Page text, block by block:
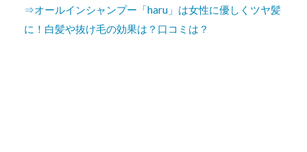
⇒オールインシャンプー「haru」は女性に優しくツヤ髪
に！白髪や抜け毛の効果は？口コミは？